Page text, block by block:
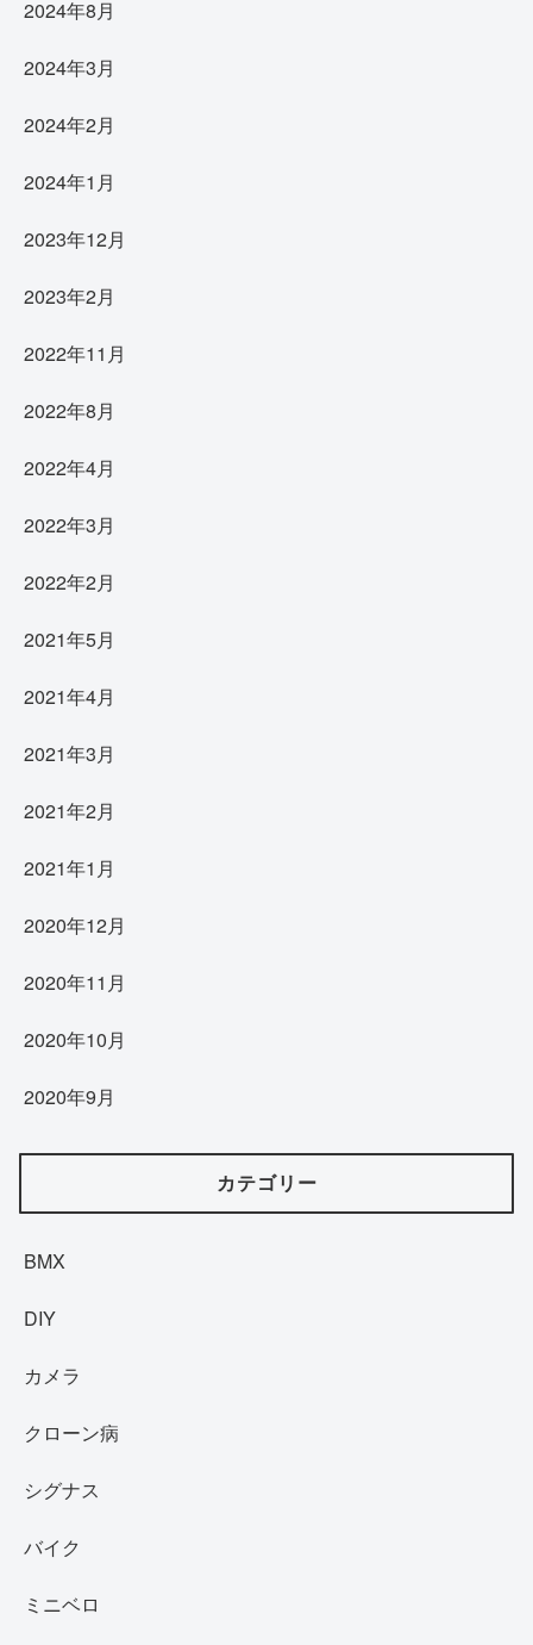
2024年8月
2024年3月
2024年2月
2024年1月
2023年12月
2023年2月
2022年11月
2022年8月
2022年4月
2022年3月
2022年2月
2021年5月
2021年4月
2021年3月
2021年2月
2021年1月
2020年12月
2020年11月
2020年10月
2020年9月
カテゴリー
BMX
DIY
カメラ
クローン病
シグナス
バイク
ミニベロ